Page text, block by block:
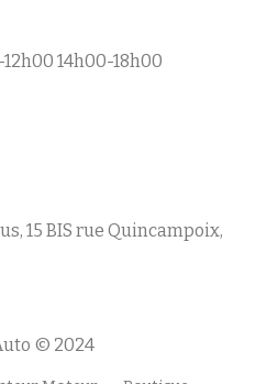
14h00-18h00
15 BIS rue Quincampoix,
© 2024